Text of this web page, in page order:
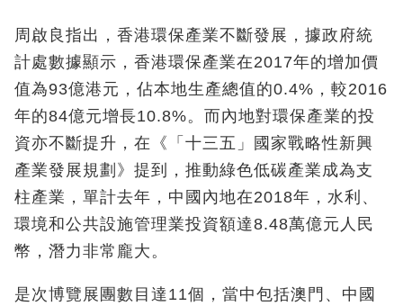
周啟良指出，香港環保產業不斷發展，據政府統
計處數據顯示，香港環保產業在2017年的增加價
值為93億港元，佔本地生產總值的0.4%，較2016
年的84億元增長10.8%。而內地對環保產業的投
資亦不斷提升，在《「十三五」國家戰略性新興
產業發展規劃》提到，推動綠色低碳產業成為支
柱產業，單計去年，中國內地在2018年，水利、
環境和公共設施管理業投資額達8.48萬億元人民
幣，潛力非常龐大。
是次博覽展團數目達11個，當中包括澳門、中國